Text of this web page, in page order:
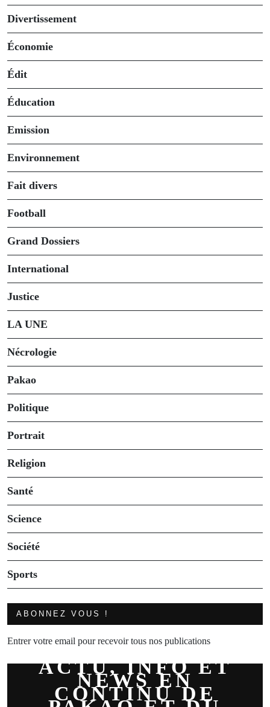
Divertissement
Économie
Édit
Éducation
Emission
Environnement
Fait divers
Football
Grand Dossiers
International
Justice
LA UNE
Nécrologie
Pakao
Politique
Portrait
Religion
Santé
Science
Société
Sports
ABONNEZ VOUS !
Entrer votre email pour recevoir tous nos publications
ACTU, INFO ET
NEWS EN
CONTINU DE